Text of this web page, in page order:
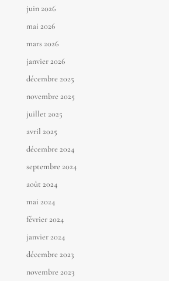
juin 2026
mai 2026
mars 2026
janvier 2026
décembre 2025
novembre 2025
juillet 2025
avril 2025
décembre 2024
septembre 2024
août 2024
mai 2024
février 2024
janvier 2024
décembre 2023
novembre 2023